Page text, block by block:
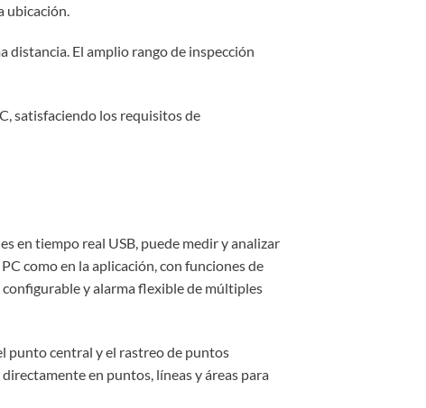
ubicación.
distancia. El amplio rango de inspección
satisfaciendo los requisitos de
en tiempo real USB, puede medir y analizar
como en la aplicación, con funciones de
y alarma flexible de múltiples
punto central y el rastreo de puntos
en puntos, líneas y áreas para